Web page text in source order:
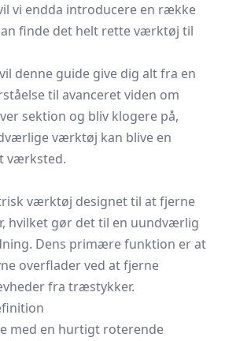
vi endda introducere en række
finde det helt rette værktøj til
denne guide give dig alt fra en
til avanceret viden om
sektion og bliv klogere på,
værktøj kan blive en
værksted.
værktøj designet til at fjerne
hvilket gør det til en uundværlig
Dens primære funktion er at
overflader ved at fjerne
fra træstykker.
med en hurtigt roterende